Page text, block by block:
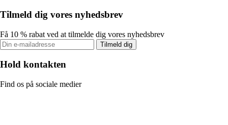
Tilmeld dig vores nyhedsbrev
Få 10 % rabat ved at tilmelde dig vores nyhedsbrev
Tilmeld dig
Hold kontakten
Find os på sociale medier